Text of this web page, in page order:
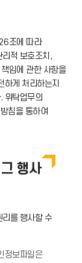
조에 따라
적 보호조치,
임에 관한 사항을
게 처리하는지
위탁업무의
침을 통하여
행사
를 행사할 수
정보파일은